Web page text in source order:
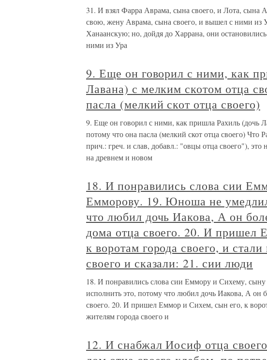
31. И взял Фарра Аврама, сына своего, и Лота, сына
свою, жену Аврама, сына своего, и вышел с ними из
Ханаанскую; но, дойдя до Харрана, они
ними из Ура
9. Еще он говорил с ними, как
Лавана) с мелким скотом отца
пасла (мелкий скот отца своего)
9. Еще он говорил с ними, как пришла Рахиль (дочь
потому что она пасла (мелкий скот отца своего)
прич.: греч. и слав, добавл.: "овцы отца своего"),
на древнем и новом
18. И понравились слова сии
Емморову. 19. Юноша не
что любил дочь Иакова, А он
дома отца своего. 20. И пришел
к воротам города своего, и
своего и сказали: 21. сии люди
18. И понравились слова сии Еммору и Сихему,
исполнить это, потому что любил дочь Иакова, А он
своего. 20. И пришел Еммор и Сихем, сын его, к
жителям города своего и
12. И снабжал Иосиф отца